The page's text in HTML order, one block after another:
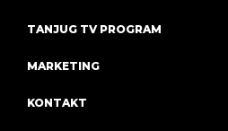
TANJUG TV PROGRAM
MARKETING
KONTAKT